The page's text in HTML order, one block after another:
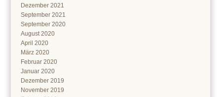
Dezember 2021
September 2021
September 2020
August 2020
April 2020
März 2020
Februar 2020
Januar 2020
Dezember 2019
November 2019